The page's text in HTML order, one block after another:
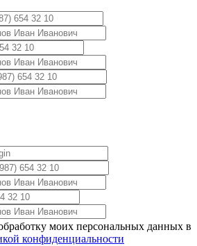
моих персональных данных в
конфиденциальности